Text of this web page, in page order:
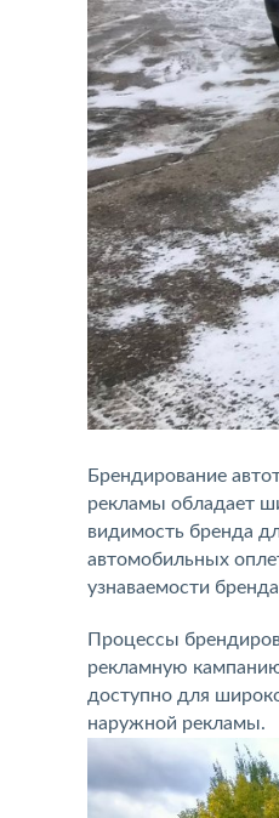
Брендирование
рекламы обладает
видимость бренда
автомобильных
узнаваемости
Процессы
рекламную
доступно для
наружной рекламы.